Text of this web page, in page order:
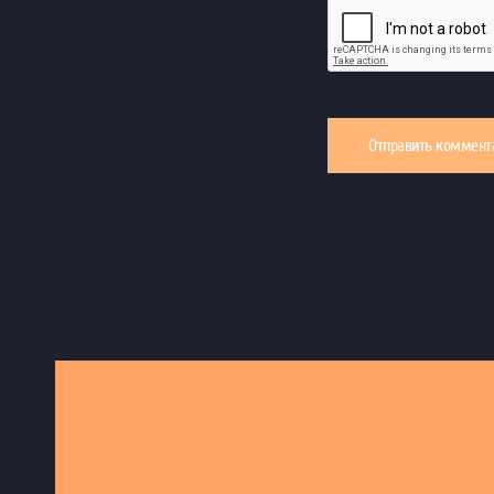
Отправить